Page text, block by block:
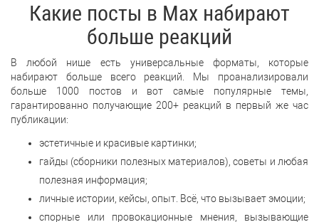
Какие посты в Max набирают
больше реакций
В любой нише есть универсальные форматы, которые
набирают больше всего реакций. Мы проанализировали
больше 1000 постов и вот самые популярные темы,
гарантированно получающие 200+ реакций в первый же час
публикации:
эстетичные и красивые картинки;
гайды (сборники полезных материалов), советы и любая
полезная информация;
личные истории, кейсы, опыт. Всё, что вызывает эмоции;
спорные или провокационные мнения, вызывающие